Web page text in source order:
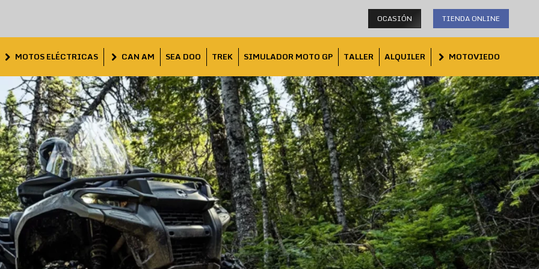
OCASIÓN TIENDA ONLINE
MOTOS ELÉCTRICAS CAN AM SEA DOO TREK SIMULADOR MOTO GP TALLER ALQUILER MOTOVIEDO